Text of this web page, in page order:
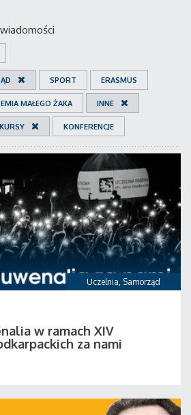
SPORT ERASMUS
MAŁEGO ŻAKA INNE
KONFERENCJE
Uczelnia, Samorząd
w ramach XIV
za nami